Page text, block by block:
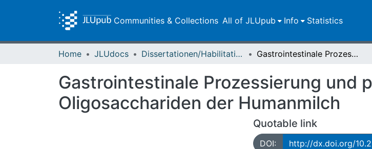
Communities & Collections All of JLUpub Info Statistics
Home JLUdocs Dissertationen/Habilitationen Gastrointestinale Prozessierung und physiologische Bedeutung von Oligosacchariden der Humanmilch
Gastrointestinale Prozessierung und
Oligosacchariden der Humanmilch
Quotable link
DOI: http://dx.doi.org/